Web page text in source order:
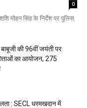
0
मोहन सिंह के निर्देश पर पुलिस
की 96वीं जयंती पर
का आयोजन, 275
: SECL धरमखदान में